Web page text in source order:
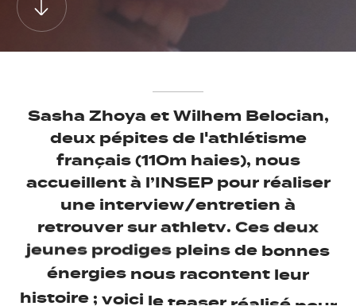
Sasha Zhoya etWilhem Belocian,
deux pépitesde l'athlétisme
français(110m haies), nous
accueillentà l’INSEP pour réaliser
une interview/entretien à
retrouversurathletv. Cesdeux
jeunes prodiges pleinsde bonnes
énergies nous racontent leur
histoire ; voici le teaser réalisé